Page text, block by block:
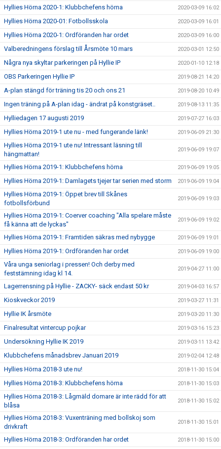
Hyllies Hörna 2020-1: Klubbchefens hörna 2020-03-09 16:02
Hyllies Hörna 2020-01: Fotbollsskola 2020-03-09 16:01
Hyllies Hörna 2020-1: Ordföranden har ordet 2020-03-09 16:00
Valberedningens förslag till Årsmöte 10 mars 2020-03-01 12:50
Några nya skyltar parkeringen på Hyllie IP 2020-01-10 12:18
OBS Parkeringen Hyllie IP 2019-08-21 14:20
A-plan stängd för träning tis 20 och ons 21 2019-08-20 10:49
Ingen träning på A-plan idag - ändrat på konstgräset.. 2019-08-13 11:35
Hylliedagen 17 augusti 2019 2019-07-27 16:03
Hyllies Hörna 2019-1 ute nu - med fungerande länk! 2019-06-09 21:30
Hyllies Hörna 2019-1 ute nu! Intressant läsning till
hängmattan!
2019-06-09 19:07
Hyllies Hörna 2019-1: Klubbchefens hörna 2019-06-09 19:05
Hyllies Hörna 2019-1: Damlagets tjejer tar serien med storm 2019-06-09 19:04
Hyllies Hörna 2019-1: Öppet brev till Skånes
fotbollsförbund
2019-06-09 19:03
Hyllies Hörna 2019-1: Coerver coaching "Alla spelare måste
få känna att de lyckas"
2019-06-09 19:02
Hyllies Hörna 2019-1: Framtiden säkras med nybygge 2019-06-09 19:01
Hyllies Hörna 2019-1: Ordföranden har ordet 2019-06-09 19:00
Våra unga seniorlag i pressen! Och derby med
feststämning idag kl 14.
2019-04-27 11:00
Lagerrensning på Hyllie - ZACKY- säck endast 50 kr 2019-04-03 16:57
Kioskveckor 2019 2019-03-27 11:31
Hyllie IK årsmöte 2019-03-20 11:30
Finalresultat vintercup pojkar 2019-03-16 15:23
Undersökning Hyllie IK 2019 2019-03-11 13:42
Klubbchefens månadsbrev Januari 2019 2019-02-04 12:48
Hyllies Hörna 2018-3 ute nu! 2018-11-30 15:04
Hyllies Hörna 2018-3: Klubbchefens hörna 2018-11-30 15:03
Hyllies Hörna 2018-3: Lågmäld domare är inte rädd för att
blåsa
2018-11-30 15:02
Hyllies Hörna 2018-3: Vuxenträning med bollskoj som
drivkraft
2018-11-30 15:01
Hyllies Hörna 2018-3: Ordföranden har ordet 2018-11-30 15:00